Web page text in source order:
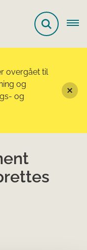
overgået til
og
og